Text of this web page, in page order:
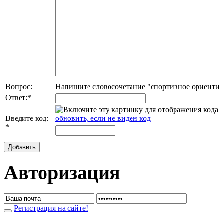
Вопрос:
Напишите словосочетание "спортивное
Ответ:*
Введите код:
*
обновить, если не виден код
Добавить
Авторизация
Регистрация на сайте!